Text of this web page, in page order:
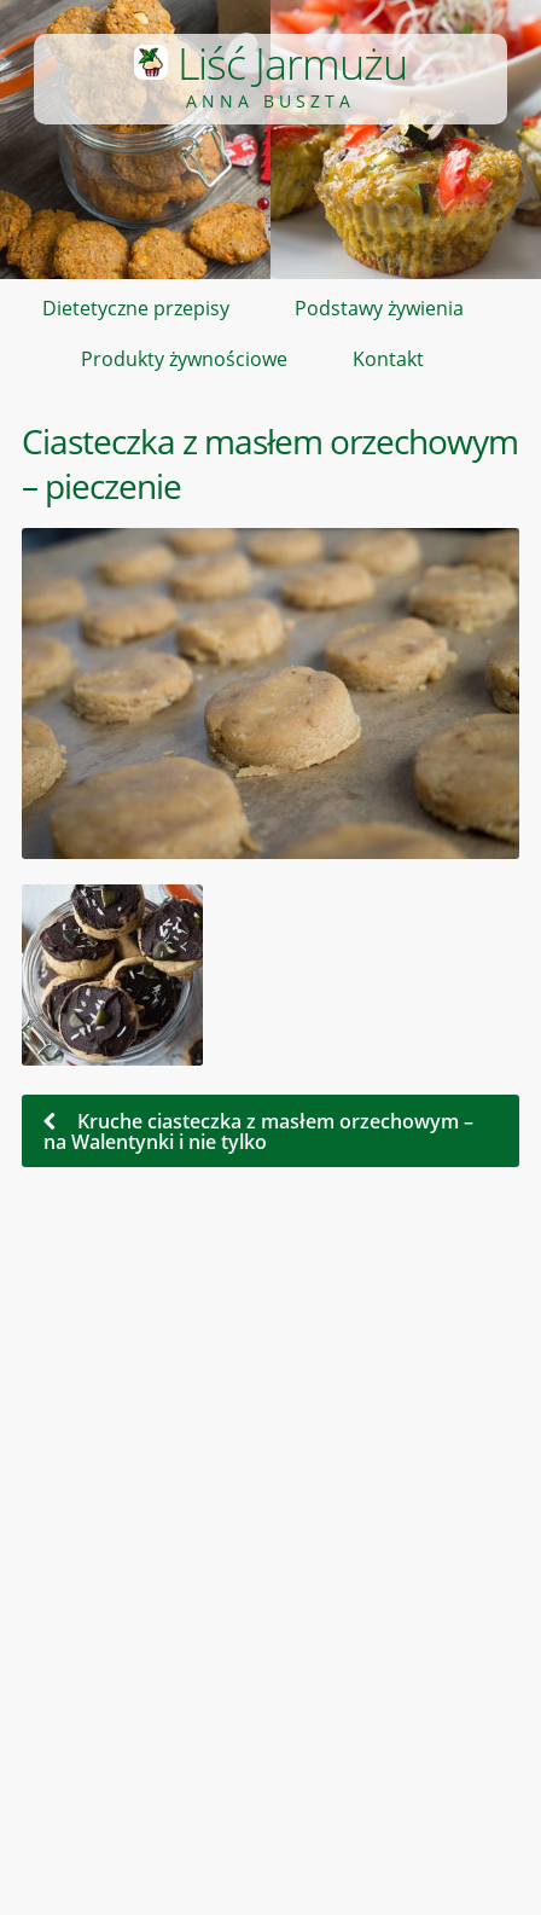
Liść Jarmużu
ANNA BUSZTA
Dietetyczne przepisy
Podstawy żywienia
Produkty żywnościowe
Kontakt
Ciasteczka z masłem orzechowym
– pieczenie
Kruche ciasteczka z masłem orzechowym –
na Walentynki i nie tylko